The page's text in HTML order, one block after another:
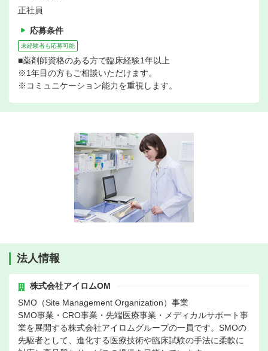
正社員
応募条件
未経験者も応募可能
■薬剤師資格のある方で臨床経験1年以上
※1年目の方もご相談いただけます。
※コミュニケーション能力を重視します。
法人情報
株式会社アイロムOM
SMO（Site Management Organization）事業
SMO事業・CRO事業・先端医療事業・メディカルサポート事
業を展開する株式会社アイロムグループの一員です。SMOの
先駆者として、進化する医療技術や臨床試験の手法に柔軟に